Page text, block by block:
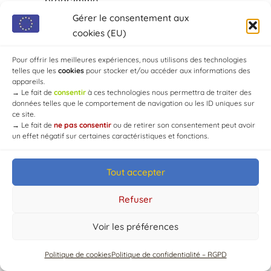
Gérer le consentement aux
cookies (EU)
Pour offrir les meilleures expériences, nous utilisons des technologies
telles que les cookies pour stocker et/ou accéder aux informations des
appareils.
→ Le fait de consentir à ces technologies nous permettra de traiter des
données telles que le comportement de navigation ou les ID uniques sur
ce site.
→ Le fait de ne pas consentir ou de retirer son consentement peut avoir
un effet négatif sur certaines caractéristiques et fonctions.
Tout accepter
Refuser
Voir les préférences
Politique de cookiesPolitique de confidentialité – RGPD
© Mairie de Chaource [2004-2024] | Tous droits réservés.